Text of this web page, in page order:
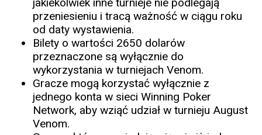
przeniesieniu i tracą ważność w ciągu roku
od daty wystawienia.
Bilety o wartości 2650 dolarów
przeznaczone są wyłącznie do
wykorzystania w turniejach Venom.
Gracze mogą korzystać wyłącznie z
jednego konta w sieci Winning Poker
Network, aby wziąć udział w turnieju August
Venom.